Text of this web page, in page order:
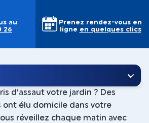
au
26
Prenez rendez-vous en
ligne en quelques clics
d’assaut votre jardin ? Des
ont élu domicile dans votre
réveillez chaque matin avec